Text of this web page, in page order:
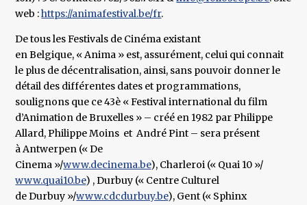
web :https://animafestival.be/fr.
De tous les Festivals de Cinéma existant
en Belgique, « Anima » est, assurément, celui qui connait
le plus de décentralisation, ainsi, sans pouvoir donner le
détail des différentes dates et programmations,
soulignons que ce 43è « Festival international du film
d’Animation de Bruxelles » – créé en 1982 par Philippe
Allard, Philippe Moins et André Pint – sera présent
à Antwerpen (« De
Cinema »/www.decinema.be), Charleroi (« Quai 10 »/
www.quai10.be) , Durbuy (« Centre Culturel
de Durbuy »/www.cdcdurbuy.be), Gent (« Sphinx